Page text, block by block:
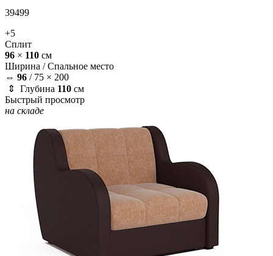
39499
+5
Сплит
96 × 110 см
Ширина /Спальное место
⇔ 96 / 75 × 200
⇕ Глубина 110 см
Быстрый просмотр
на складе